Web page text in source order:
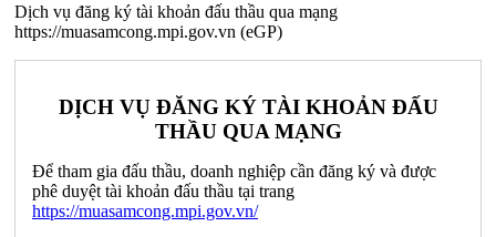
Dịch vụ đăng ký tài khoản đấu thầu qua mạng
https://muasamcong.mpi.gov.vn (eGP)
DỊCH VỤ ĐĂNG KÝ TÀI KHOẢN ĐẤU
THẦU QUA MẠNG
Để tham gia đấu thầu, doanh nghiệp cần đăng ký và được
phê duyệt tài khoản đấu thầu tại trang
https://muasamcong.mpi.gov.vn/